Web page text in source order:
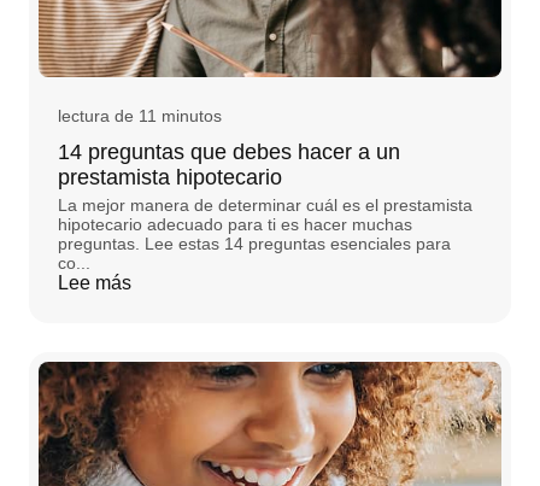
lectura de 11 minutos
14 preguntas que debes hacer a un
prestamista hipotecario
La mejor manera de determinar cuál es el prestamista
hipotecario adecuado para ti es hacer muchas
preguntas. Lee estas 14 preguntas esenciales para
co...
Lee más